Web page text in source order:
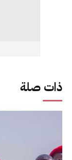
ذات صلة